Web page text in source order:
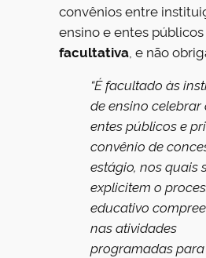
convênios entre
ensino e entes
facultativa , e não
“É facultado às
de ensino celebrar
entes públicos e
convênio de
estágio, nos quais
explicitem o
educativo
nas atividades
programadas